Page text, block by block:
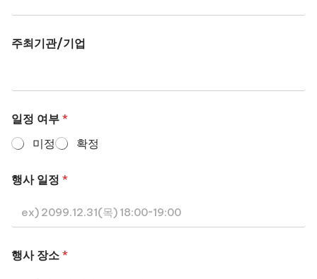
주최기관/기업
일정 여부 *
미정
확정
행사 일정 *
행사 장소 *